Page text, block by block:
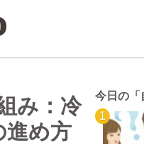
み：冷
進め方
今日の「